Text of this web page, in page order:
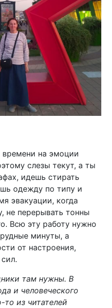
на эмоции
слезы текут, а ты
идешь стирать
одежду по типу и
эвакуации, когда
не перерывать тонны
Всю эту работу нужно
минуты, а
от настроения,
там нужны. В
и человеческого
то из читателей